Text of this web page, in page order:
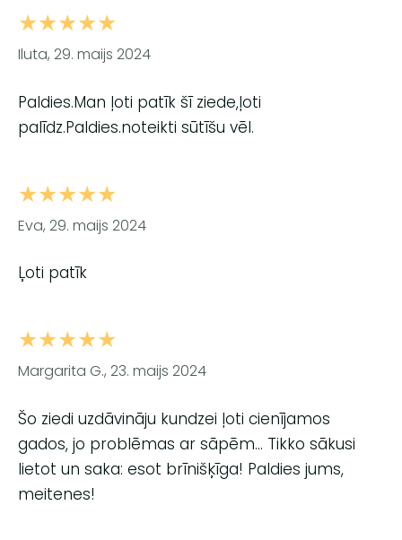
★★★★★
Iluta, 29. maijs 2024
Paldies.Man ļoti patīk šī ziede,ļoti
palīdz.Paldies.noteikti sūtīšu vēl.
★★★★★
Eva, 29. maijs 2024
Ļoti patīk
★★★★★
Margarita G., 23. maijs 2024
Šo ziedi uzdāvināju kundzei ļoti cienījamos
gados, jo problēmas ar sāpēm... Tikko sākusi
lietot un saka: esot brīnišķīga! Paldies jums,
meitenes!